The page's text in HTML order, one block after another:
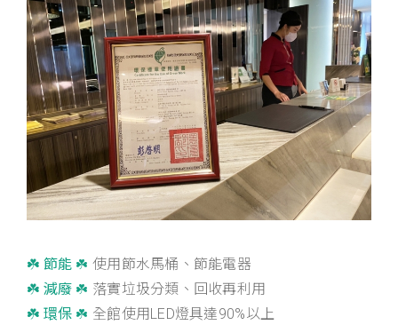
☘️ 節能 ☘️ 使用節水馬桶、節能電器
☘️ 減廢 ☘️ 落實垃圾分類、回收再利用
☘️ 環保 ☘️ 全館使用LED燈具達90%以上